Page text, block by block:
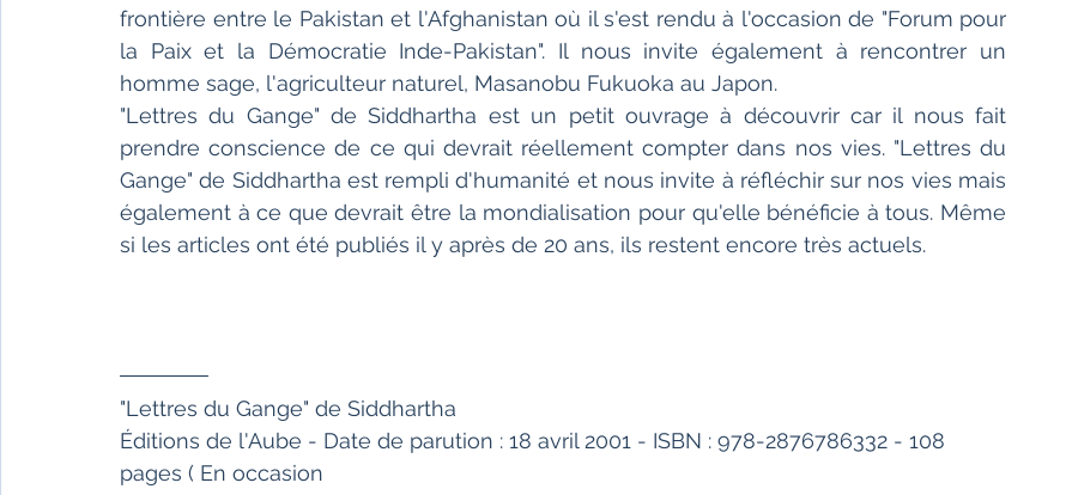
frontière entre le Pakistan et l'Afghanistan où il s'est rendu à l'occasion de "Forum pour
la Paix et la Démocratie Inde-Pakistan". Il nous invite également à rencontrer un
homme sage, l'agriculteur naturel, Masanobu Fukuoka au Japon.
"Lettres du Gange" de Siddhartha est un petit ouvrage à découvrir car il nous fait
prendre conscience de ce qui devrait réellement compter dans nos vies. "Lettres du
Gange" de Siddhartha est rempli d'humanité et nous invite à réfléchir sur nos vies mais
également à ce que devrait être la mondialisation pour qu'elle bénéficie à tous. Même
si les articles ont été publiés il y après de 20 ans, ils restent encore très actuels.
"Lettres du Gange" de Siddhartha
Éditions de l'Aube - Date de parution : 18 avril 2001 - ISBN : 978-2876786332 - 108
pages ( En occasion